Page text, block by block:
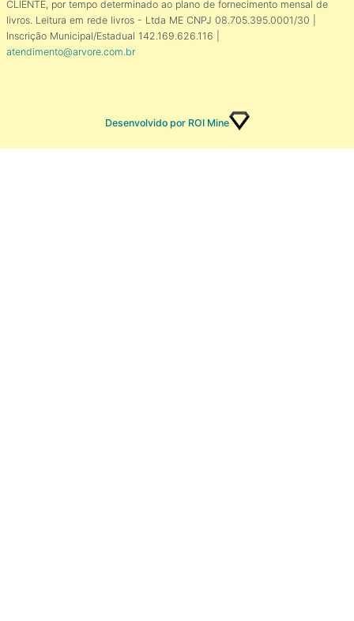
CLIENTE, por tempo determinado ao plano de fornecimento mensal de
livros. Leitura em rede livros - Ltda ME CNPJ 08.705.395.0001/30 |
Inscrição Municipal/Estadual 142.169.626.116 |
atendimento@arvore.com.br
Desenvolvido por ROI Mine